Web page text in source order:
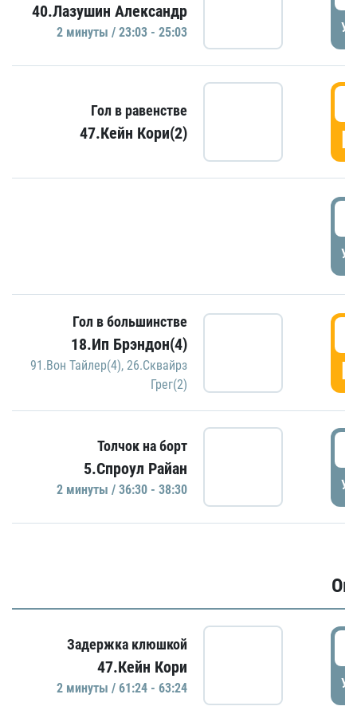
40.Лазушин Александр
2 минуты / 23:03 - 25:03
Гол в равенстве
47.Кейн Кори(2)
Гол в большинстве
18.Ип Брэндон(4)
91.Вон Тайлер(4), 26.Сквайрз
Грег(2)
Толчок на борт
5.Спроул Райан
2 минуты / 36:30 - 38:30
Задержка клюшкой
47.Кейн Кори
2 минуты / 61:24 - 63:24